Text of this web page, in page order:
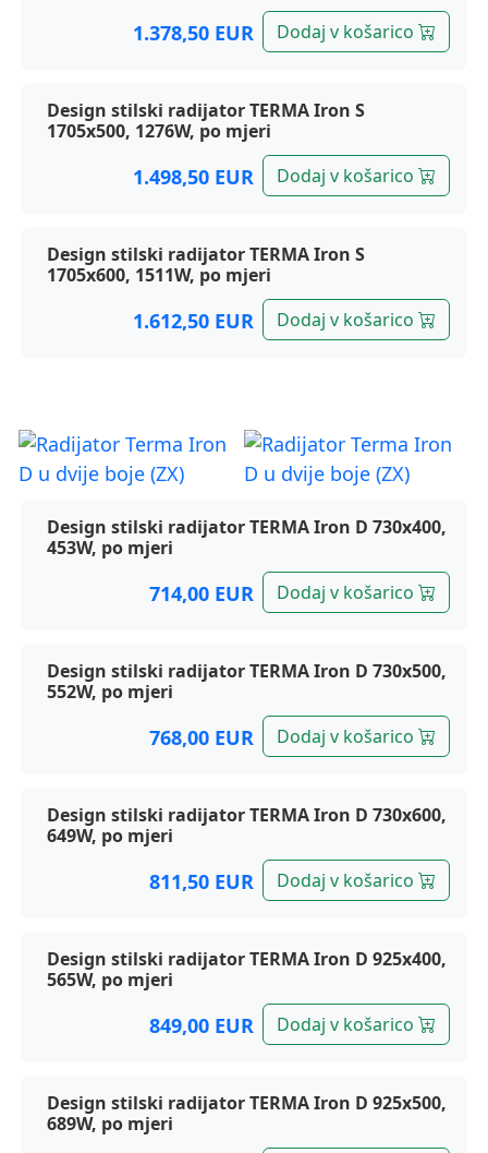
1.378,50 EUR Dodaj v košarico
Design stilski radijator TERMA Iron S
1705x500, 1276W, po mjeri
1.498,50 EUR Dodaj v košarico
Design stilski radijator TERMA Iron S
1705x600, 1511W, po mjeri
1.612,50 EUR Dodaj v košarico
Design stilski radijator TERMA Iron D 730x400,
453W, po mjeri
714,00 EUR Dodaj v košarico
Design stilski radijator TERMA Iron D 730x500,
552W, po mjeri
768,00 EUR Dodaj v košarico
Design stilski radijator TERMA Iron D 730x600,
649W, po mjeri
811,50 EUR Dodaj v košarico
Design stilski radijator TERMA Iron D 925x400,
565W, po mjeri
849,00 EUR Dodaj v košarico
Design stilski radijator TERMA Iron D 925x500,
689W, po mjeri